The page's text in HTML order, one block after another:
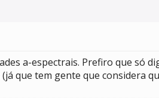
a-espectrais. Prefiro que só
que tem gente que considera